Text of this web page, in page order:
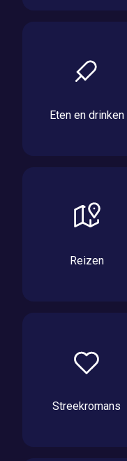
Eten en drinken
Reizen
Streekromans